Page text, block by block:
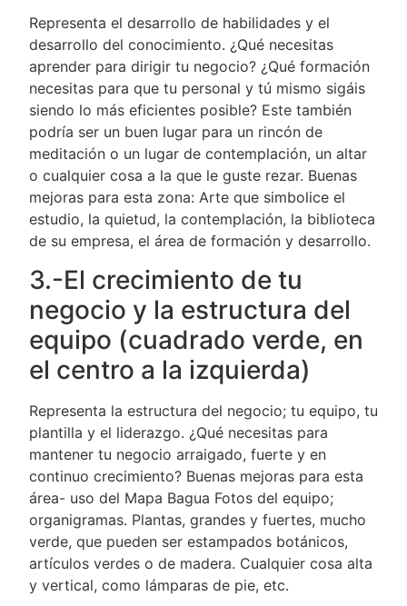
Representa el desarrollo de habilidades y el
desarrollo del conocimiento. ¿Qué necesitas
aprender para dirigir tu negocio? ¿Qué formación
necesitas para que tu personal y tú mismo sigáis
siendo lo más eficientes posible? Este también
podría ser un buen lugar para un rincón de
meditación o un lugar de contemplación, un altar
o cualquier cosa a la que le guste rezar. Buenas
mejoras para esta zona: Arte que simbolice el
estudio, la quietud, la contemplación, la biblioteca
de su empresa, el área de formación y desarrollo.
3.-El crecimiento de tu
negocio y la estructura del
equipo (cuadrado verde, en
el centro a la izquierda)
Representa la estructura del negocio; tu equipo, tu
plantilla y el liderazgo. ¿Qué necesitas para
mantener tu negocio arraigado, fuerte y en
continuo crecimiento? Buenas mejoras para esta
área- uso del Mapa Bagua Fotos del equipo;
organigramas. Plantas, grandes y fuertes, mucho
verde, que pueden ser estampados botánicos,
artículos verdes o de madera. Cualquier cosa alta
y vertical, como lámparas de pie, etc.